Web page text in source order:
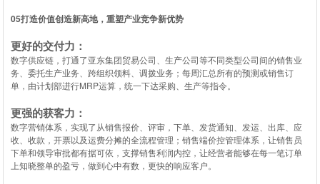
05打造价值创造新高地，重塑产业竞争新优势
更好的交付力：
数字供应链，打通了亚东集团贸易公司、生产公司等不同类型公司间的销售业
务、委托生产业务、跨组织领料、调拨业务；每周汇总所有的预测或销售订
单，由计划部进行MRP运算，统一下达采购、生产等指令。
更强的获客力：
数字营销体系，实现了从销售报价、评审，下单、发货通知、发运、出库、应
收、收款，开票以及运费分摊的全流程管理；销售端价控管理体系，让销售员
下单和领导审批都有据可依，支撑销售利润内控，让经营者能够在每一笔订单
上知晓整单的盈亏，做到心中有数，更快的响应客户。